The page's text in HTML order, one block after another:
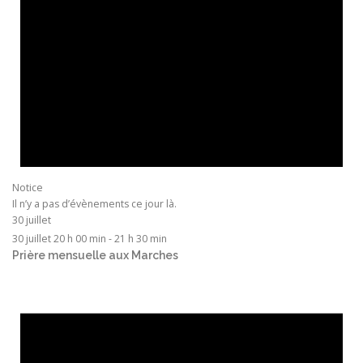
Notice
Il n’y a pas d’évènements ce jour là.
30 juillet
30 juillet 20 h 00 min -21 h 30 min
Prière mensuelle aux Marches